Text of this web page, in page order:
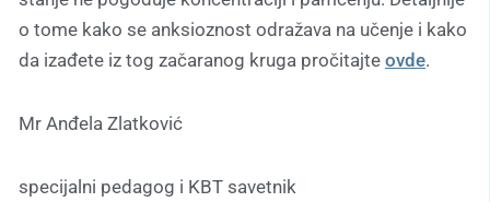
o tome kako se anksioznost odražava na učenje i kako
da izađete iz tog začaranog kruga pročitajte ovde.
Mr Anđela Zlatković
specijalni pedagog i KBT savetnik